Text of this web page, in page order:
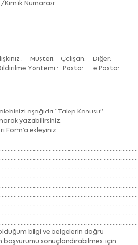
Numarası:
: Müşteri: Çalışan: Diğer:
Bildirilme Yöntemi : Posta: e Posta:
aşağıda “Talep Konusu”
yazabilirsiniz.
Form’a ekleyiniz.
bilgi ve belgelerin doğru
başvurumu sonuçlandırabilmesi için